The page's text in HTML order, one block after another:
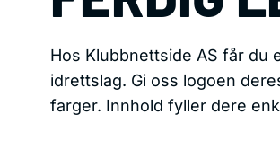
Hos Klubbnettside AS får
idrettslag. Gi oss logoen
farger. Innhold fyller dere